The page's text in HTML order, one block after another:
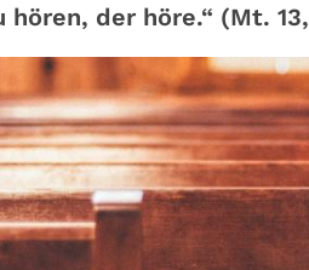
hören, der höre.“ (Mt.